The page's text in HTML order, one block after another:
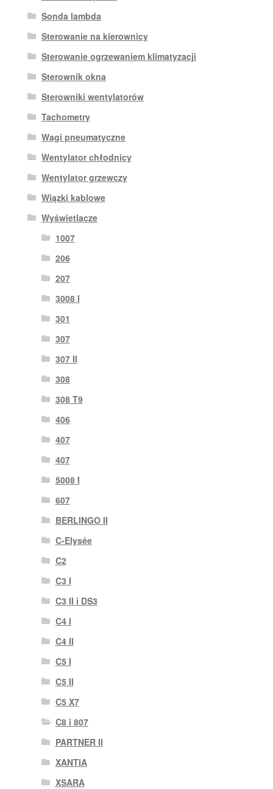
Sonda lambda
Sterowanie na kierownicy
Sterowanie ogrzewaniem klimatyzacji
Sterownik okna
Sterowniki wentylatorów
Tachometry
Wagi pneumatyczne
Wentylator chłodnicy
Wentylator grzewczy
Wiązki kablowe
Wyświetlacze
1007
206
207
3008 I
301
307
307 II
308
308 T9
406
407
407
5008 I
607
BERLINGO II
C-Elysée
C2
C3 I
C3 II i DS3
C4 I
C4 II
C5 I
C5 II
C5 X7
C8 i 807
PARTNER II
XANTIA
XSARA